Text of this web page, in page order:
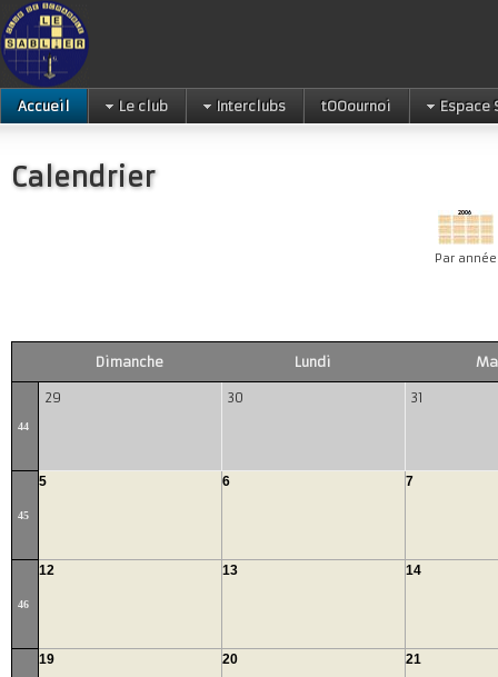
Accueil Le club Interclubs tOOournoi Espace
Calendrier
Par année
Dimanche Lundi
44
29 30 31
45
5 6 7
46
12 13 14
19 20 21